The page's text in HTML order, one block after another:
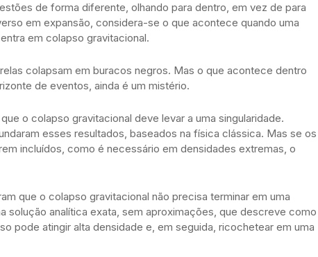
de forma diferente, olhando para dentro, em vez de para
em expansão, considera-se o que acontece quando uma
em colapso gravitacional.
colapsam em buracos negros. Mas o que acontece dentro
de eventos, ainda é um mistério.
o colapso gravitacional deve levar a uma singularidade.
esses resultados, baseados na física clássica. Mas se os
incluídos, como é necessário em densidades extremas, o
que o colapso gravitacional não precisa terminar em uma
solução analítica exata, sem aproximações, que descreve como
pode atingir alta densidade e, em seguida, ricochetear em uma